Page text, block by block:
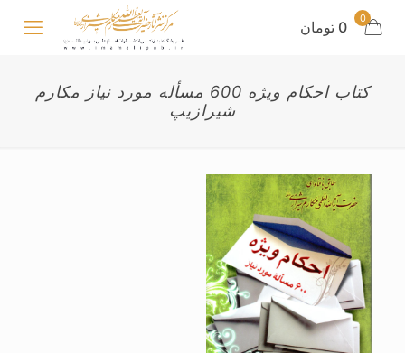
0 0 تومان
کتاب احکام ویژه 600 مسأله مورد نیاز مکارم
شیرازیپ